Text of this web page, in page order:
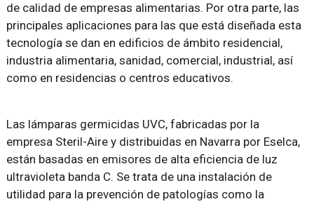
de calidad de empresas alimentarias. Por otra parte, las
principales aplicaciones para las que está diseñada esta
tecnología se dan en edificios de ámbito residencial,
industria alimentaria, sanidad, comercial, industrial, así
como en residencias o centros educativos.
Las lámparas germicidas UVC, fabricadas por la
empresa Steril-Aire y distribuidas en Navarra por Eselca,
están basadas en emisores de alta eficiencia de luz
ultravioleta banda C. Se trata de una instalación de
utilidad para la prevención de patologías como la